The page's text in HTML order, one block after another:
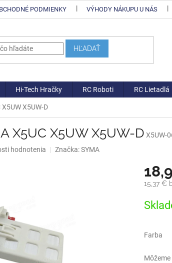
PODMIENKY VÝHODY NÁKUPU U NÁS
HĽADAŤ
Hi-Tech Hračky RC Roboti RC Lietadlá
X5UW-D
X5UC X5UW X5UW-D X5UW-
hodnotenia Značka:SYMA
15,37 €
cena:
Farba